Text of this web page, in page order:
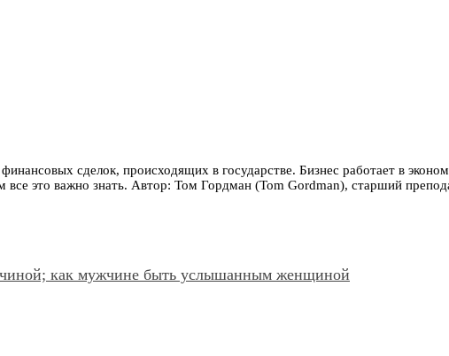
сделок, происходящих в государстве. Бизнес работает в
все это важно знать. Автор: Том Гордман (Tom Gordman), старший
как мужчине быть услышанным женщиной